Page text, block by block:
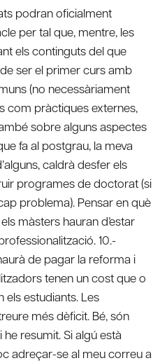
podran oficialment
per tal que, mentre, les
els continguts del que
ser el primer curs amb
(no necessàriament
com pràctiques externes,
sobre alguns aspectes
fa al postgrau, la meva
caldrà desfer els
programes de doctorat (si
problema). Pensar en què
màsters hauran d’estar
10.-
de pagar la reforma i
tenen un cost que o
els estudiants. Les
més dèficit. Bé, són
resumit. Si algú està
adreçar-se al meu correu a